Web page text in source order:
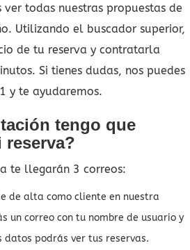
ver todas nuestras propuestas de
Utilizando el buscador superior,
de tu reserva y contratarla
Si tienes dudas, nos puedes
y te ayudaremos.
tengo que
reserva?
te llegarán 3 correos:
de alta como cliente en nuestra
un correo con tu nombre de usuario y
datos podrás ver tus reservas.